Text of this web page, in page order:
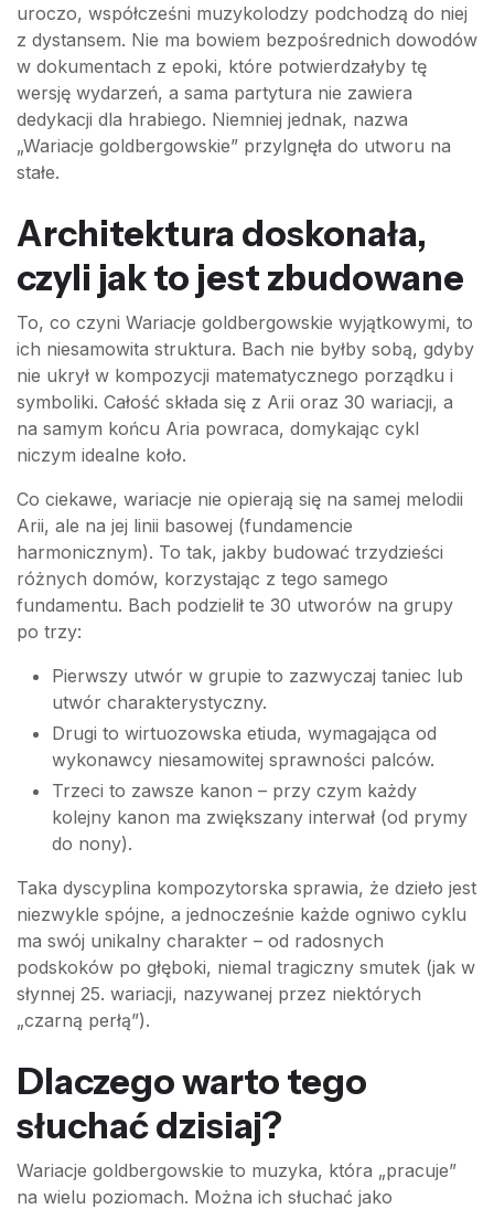
uroczo, współcześni muzykolodzy podchodzą do niej
z dystansem. Nie ma bowiem bezpośrednich dowodów
w dokumentach z epoki, które potwierdzałyby tę
wersję wydarzeń, a sama partytura nie zawiera
dedykacji dla hrabiego. Niemniej jednak, nazwa
„Wariacje goldbergowskie” przylgnęła do utworu na
stałe.
Architektura doskonała,
czyli jak to jest zbudowane
To, co czyni Wariacje goldbergowskie wyjątkowymi, to
ich niesamowita struktura. Bach nie byłby sobą, gdyby
nie ukrył w kompozycji matematycznego porządku i
symboliki. Całość składa się z Arii oraz 30 wariacji, a
na samym końcu Aria powraca, domykając cykl
niczym idealne koło.
Co ciekawe, wariacje nie opierają się na samej melodii
Arii, ale na jej linii basowej (fundamencie
harmonicznym). To tak, jakby budować trzydzieści
różnych domów, korzystając z tego samego
fundamentu. Bach podzielił te 30 utworów na grupy
po trzy:
Pierwszy utwór w grupie to zazwyczaj taniec lub
utwór charakterystyczny.
Drugi to wirtuozowska etiuda, wymagająca od
wykonawcy niesamowitej sprawności palców.
Trzeci to zawsze kanon – przy czym każdy
kolejny kanon ma zwiększany interwał (od prymy
do nony).
Taka dyscyplina kompozytorska sprawia, że dzieło jest
niezwykle spójne, a jednocześnie każde ogniwo cyklu
ma swój unikalny charakter – od radosnych
podskoków po głęboki, niemal tragiczny smutek (jak w
słynnej 25. wariacji, nazywanej przez niektórych
„czarną perłą”).
Dlaczego warto tego
słuchać dzisiaj?
Wariacje goldbergowskie to muzyka, która „pracuje”
na wielu poziomach. Można ich słuchać jako